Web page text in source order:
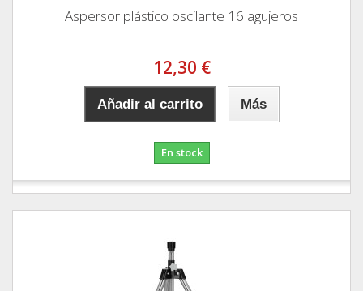
Aspersor plástico oscilante 16 agujeros
12,30 €
Añadir al carrito Más
En stock